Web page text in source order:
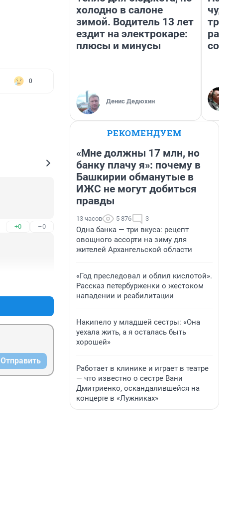
0
+0 –0
Отправить
холодно в салоне
зимой. Водитель 13 лет
ездит на электрокаре:
плюсы и минусы
Денис Дедюхин
РЕКОМЕНДУЕМ
«Мне должны 17 млн, но
банку плачу я»: почему в
Башкирии обманутые в
ИЖС не могут добиться
правды
13 часов 5 876 3
Одна банка — три вкуса: рецепт
овощного ассорти на зиму для
жителей Архангельской области
«Год преследовал и облил кислотой».
Рассказ петербурженки о жестоком
нападении и реабилитации
Накипело у младшей сестры: «Она
уехала жить, а я осталась быть
хорошей»
Работает в клинике и играет в театре
— что известно о сестре Вани
Дмитриенко, оскандалившейся на
концерте в «Лужниках»